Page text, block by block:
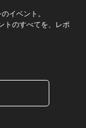
イベント。
トのすべてを、レポ